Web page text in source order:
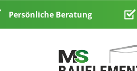
Persönliche Beratung